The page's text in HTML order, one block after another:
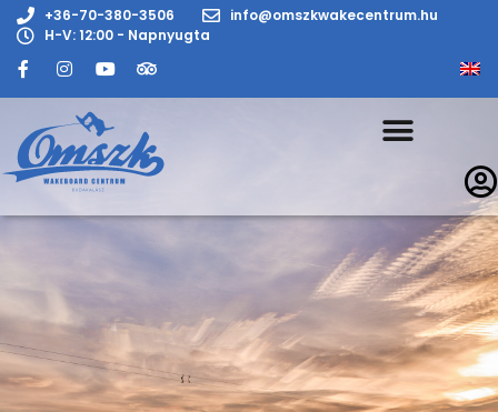
+36-70-380-3506
info@omszkwakecentrum.hu
H-V: 12:00 - Napnyugta